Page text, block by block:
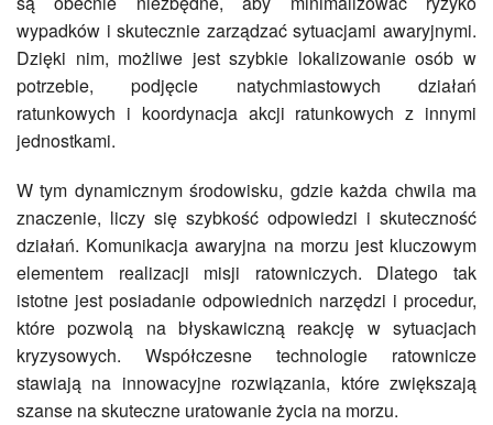
wypadków i skutecznie zarządzać sytuacjami awaryjnymi.
Dzięki nim, możliwe jest szybkie lokalizowanie osób w
potrzebie, podjęcie natychmiastowych działań
ratunkowych i koordynacja akcji ratunkowych z innymi
jednostkami.
W tym dynamicznym środowisku, gdzie każda chwila ma
znaczenie, liczy się szybkość odpowiedzi i skuteczność
działań. Komunikacja awaryjna na morzu jest kluczowym
elementem realizacji misji ratowniczych. Dlatego tak
istotne jest posiadanie odpowiednich narzędzi i procedur,
które pozwolą na błyskawiczną reakcję w sytuacjach
kryzysowych. Współczesne technologie ratownicze
stawiają na innowacyjne rozwiązania, które zwiększają
szanse na skuteczne uratowanie życia na morzu.